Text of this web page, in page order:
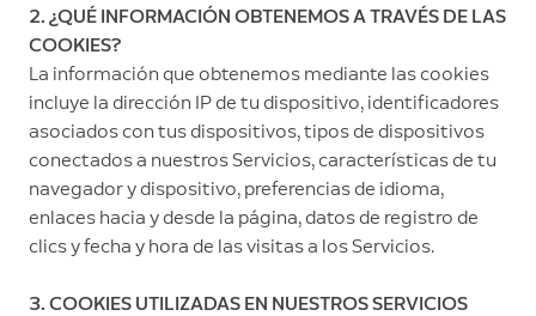
2. ¿QUÉ INFORMACIÓN OBTENEMOS A TRAVÉS DE LAS
COOKIES?
La información que obtenemos mediante las cookies
incluye la dirección IP de tu dispositivo, identificadores
asociados con tus dispositivos, tipos de dispositivos
conectados a nuestros Servicios, características de tu
navegador y dispositivo, preferencias de idioma,
enlaces hacia y desde la página, datos de registro de
clics y fecha y hora de las visitas a los Servicios.
3. COOKIES UTILIZADAS EN NUESTROS SERVICIOS